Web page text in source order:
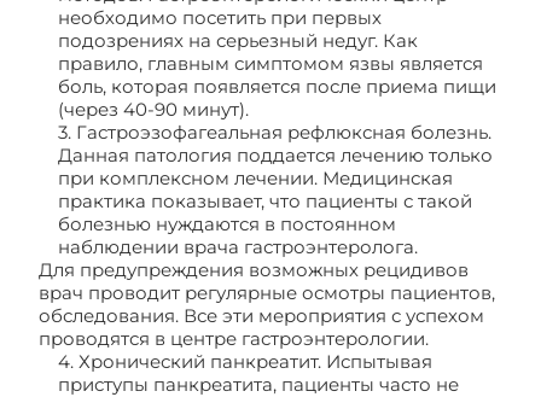
необходимо посетить при первых
подозрениях на серьезный недуг. Как
правило, главным симптомом язвы является
боль, которая появляется после приема пищи
(через 40-90 минут).
3. Гастроэзофагеальная рефлюксная болезнь.
Данная патология поддается лечению только
при комплексном лечении. Медицинская
практика показывает, что пациенты с такой
болезнью нуждаются в постоянном
наблюдении врача гастроэнтеролога.
Для предупреждения возможных рецидивов
врач проводит регулярные осмотры пациентов,
обследования. Все эти мероприятия с успехом
проводятся в центре гастроэнтерологии.
4. Хронический панкреатит. Испытывая
приступы панкреатита, пациенты часто не